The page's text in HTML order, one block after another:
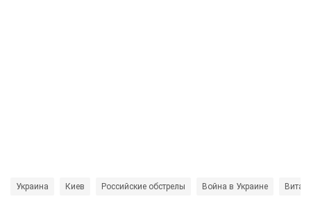
Украина Киев Российские обстрелы Война в Украине